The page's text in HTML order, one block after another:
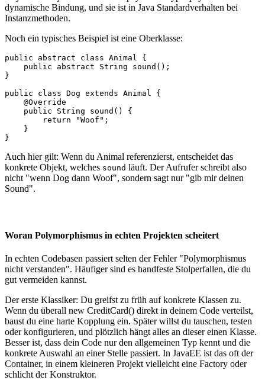
dynamische Bindung, und sie ist in Java Standardverhalten bei
Instanzmethoden.
Noch ein typisches Beispiel ist eine Oberklasse:
public abstract class Animal {
    public abstract String sound();
}
public class Dog extends Animal {
    @Override
    public String sound() {
        return "Woof";
    }
}
Auch hier gilt: Wenn du Animal referenzierst, entscheidet das
konkrete Objekt, welches sound läuft. Der Aufrufer schreibt also
nicht "wenn Dog dann Woof", sondern sagt nur "gib mir deinen
Sound".
Woran Polymorphismus in echten Projekten scheitert
In echten Codebasen passiert selten der Fehler "Polymorphismus
nicht verstanden". Häufiger sind es handfeste Stolperfallen, die du
gut vermeiden kannst.
Der erste Klassiker: Du greifst zu früh auf konkrete Klassen zu.
Wenn du überall new CreditCard() direkt in deinem Code verteilst,
baust du eine harte Kopplung ein. Später willst du tauschen, testen
oder konfigurieren, und plötzlich hängt alles an dieser einen Klasse.
Besser ist, dass dein Code nur den allgemeinen Typ kennt und die
konkrete Auswahl an einer Stelle passiert. In JavaEE ist das oft der
Container, in einem kleineren Projekt vielleicht eine Factory oder
schlicht der Konstruktor.